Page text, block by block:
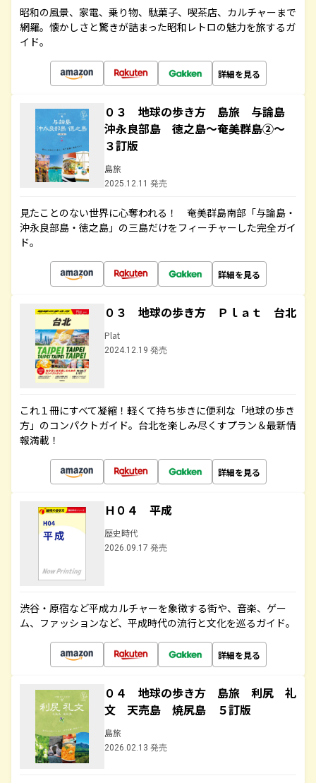
昭和の風景、家電、乗り物、駄菓子、喫茶店、カルチャーまで
網羅。懐かしさと驚きが詰まった昭和レトロの魅力を旅するガ
イド。
詳細を見る
０３ 地球の歩き方 島旅 与論島
沖永良部島 徳之島～奄美群島②～
３訂版
島旅
2025.12.11 発売
見たことのない世界に心奪われる！ 奄美群島南部「与論島・
沖永良部島・徳之島」の三島だけをフィーチャーした完全ガイ
ド。
詳細を見る
０３ 地球の歩き方 Ｐｌａｔ 台北
Plat
2024.12.19 発売
これ１冊にすべて凝縮！軽くて持ち歩きに便利な「地球の歩き
方」のコンパクトガイド。台北を楽しみ尽くすプラン＆最新情
報満載！
詳細を見る
Ｈ０４ 平成
歴史時代
2026.09.17 発売
渋谷・原宿など平成カルチャーを象徴する街や、音楽、ゲー
ム、ファッションなど、平成時代の流行と文化を巡るガイド。
詳細を見る
０４ 地球の歩き方 島旅 利尻 礼
文 天売島 焼尻島 ５訂版
島旅
2026.02.13 発売